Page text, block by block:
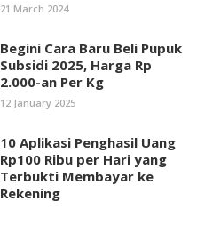
21 March 2024
Begini Cara Baru Beli Pupuk
Subsidi 2025, Harga Rp
2.000-an Per Kg
12 January 2025
10 Aplikasi Penghasil Uang
Rp100 Ribu per Hari yang
Terbukti Membayar ke
Rekening